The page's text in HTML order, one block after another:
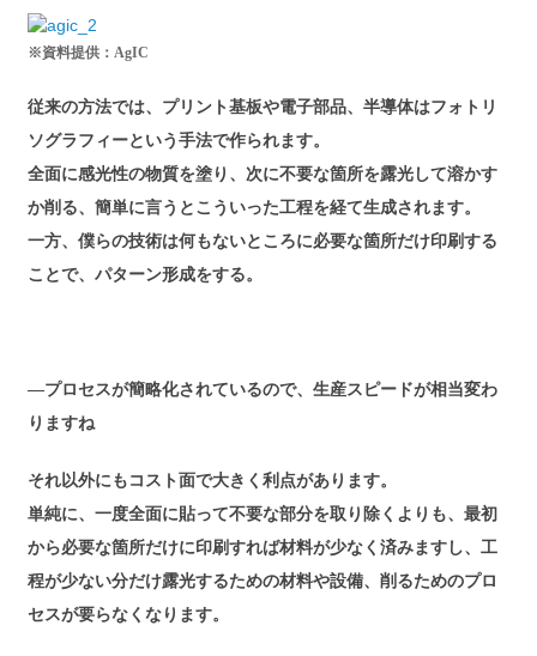
※資料提供：AgIC
従来の方法では、プリント基板や電子部品、半導体はフォトリ
ソグラフィーという手法で作られます。
全面に感光性の物質を塗り、次に不要な箇所を露光して溶かす
か削る、簡単に言うとこういった工程を経て生成されます。
一方、僕らの技術は何もないところに必要な箇所だけ印刷する
ことで、パターン形成をする。
―プロセスが簡略化されているので、生産スピードが相当変わ
りますね
それ以外にもコスト面で大きく利点があります。
単純に、一度全面に貼って不要な部分を取り除くよりも、最初
から必要な箇所だけに印刷すれば材料が少なく済みますし、工
程が少ない分だけ露光するための材料や設備、削るためのプロ
セスが要らなくなります。